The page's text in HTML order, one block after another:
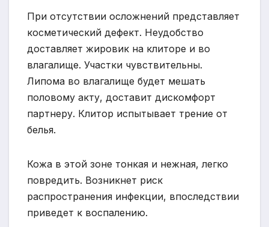
При отсутствии осложнений представляет
косметический дефект. Неудобство
доставляет жировик на клиторе и во
влагалище. Участки чувствительны.
Липома во влагалище будет мешать
половому акту, доставит дискомфорт
партнеру. Клитор испытывает трение от
белья.
Кожа в этой зоне тонкая и нежная, легко
повредить. Возникнет риск
распространения инфекции, впоследствии
приведет к воспалению.